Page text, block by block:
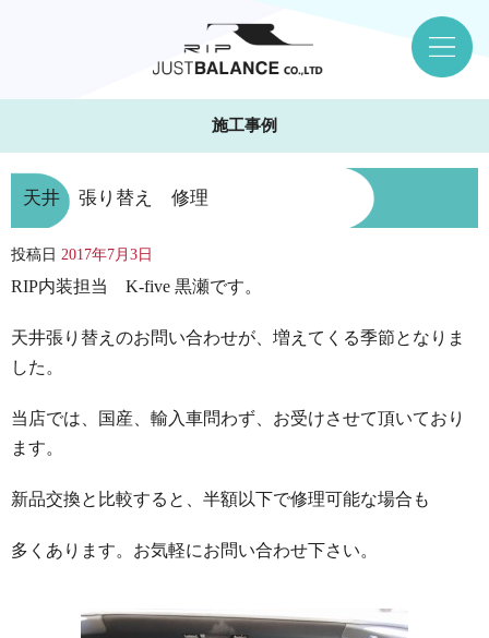
施工事例
天井 張り替え 修理
投稿日 2017年7月3日
RIP内装担当 K-five 黒瀬です。
天井張り替えのお問い合わせが、増えてくる季節となりま
した。
当店では、国産、輸入車問わず、お受けさせて頂いており
ます。
新品交換と比較すると、半額以下で修理可能な場合も
多くあります。お気軽にお問い合わせ下さい。